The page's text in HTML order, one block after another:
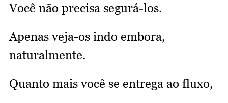
Você não precisa segurá-los.
Apenas veja-os indo embora,
naturalmente.
Quanto mais você se entrega ao fluxo,